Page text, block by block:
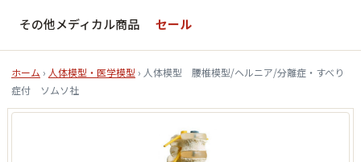
その他メディカル商品 セール
ホーム › 人体模型・医学模型 › 人体模型 腰椎模型/ヘルニア/分離症・すべり
症付 ソムソ社